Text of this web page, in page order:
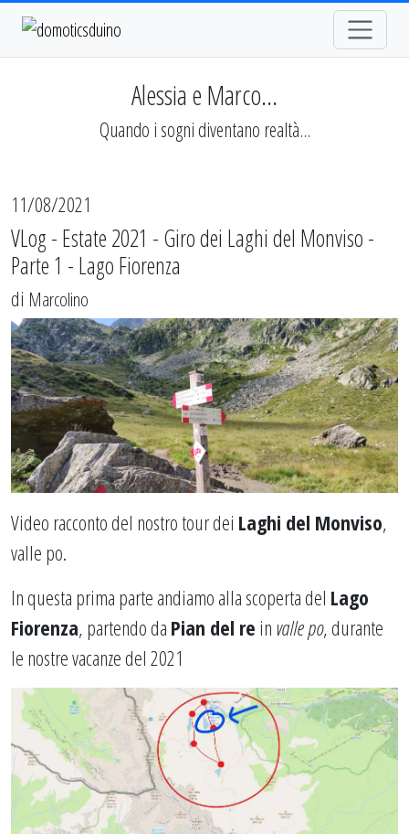
Alessia e Marco...
Quando i sogni diventano realtà...
11/08/2021
VLog - Estate 2021 - Giro dei Laghi del Monviso -
Parte 1 - Lago Fiorenza
di Marcolino
Video racconto del nostro tour dei Laghi del Monviso,
valle po.
In questa prima parte andiamo alla scoperta del Lago
Fiorenza, partendo da Pian del re in valle po, durante
le nostre vacanze del 2021